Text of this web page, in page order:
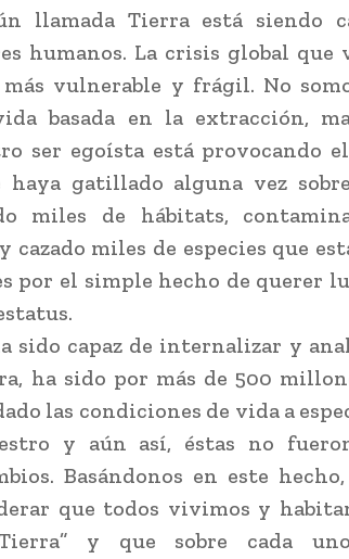
llamada Tierra está siendo
humanos. La crisis global que
vulnerable y frágil. No
basada en la extracción,
ser egoísta está provocando
haya gatillado alguna vez
miles de hábitats,
cazado miles de especies que
por el simple hecho de querer
sido capaz de internalizar y
ha sido por más de 500
las condiciones de vida a
y aún así, éstas no
Basándonos en este
que todos vivimos y
y que sobre cada